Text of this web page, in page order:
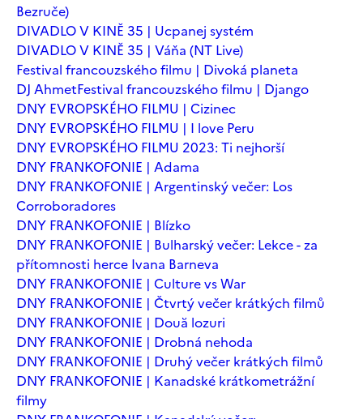
Bezruče)
DIVADLO V KINĚ 35 | Ucpanej systém
DIVADLO V KINĚ 35 | Váňa (NT Live)
Festival francouzského filmu | Divoká planeta
DJ AhmetFestival francouzského filmu | Django
DNY EVROPSKÉHO FILMU | Cizinec
DNY EVROPSKÉHO FILMU | I love Peru
DNY EVROPSKÉHO FILMU 2023: Ti nejhorší
DNY FRANKOFONIE | Adama
DNY FRANKOFONIE | Argentinský večer: Los
Corroboradores
DNY FRANKOFONIE | Blízko
DNY FRANKOFONIE | Bulharský večer: Lekce - za
přítomnosti herce Ivana Barneva
DNY FRANKOFONIE | Culture vs War
DNY FRANKOFONIE | Čtvrtý večer krátkých filmů
DNY FRANKOFONIE | Două lozuri
DNY FRANKOFONIE | Drobná nehoda
DNY FRANKOFONIE | Druhý večer krátkých filmů
DNY FRANKOFONIE | Kanadské krátkometrážní
filmy